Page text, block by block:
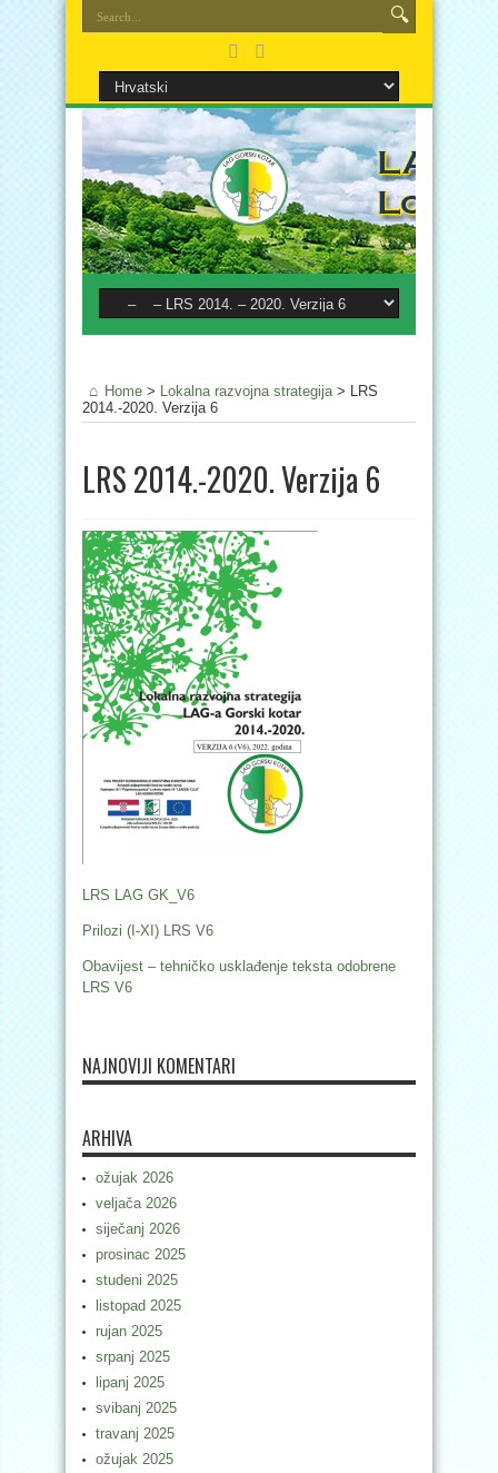
Home > Lokalna razvojna strategija> LRS
2014.-2020. Verzija 6
LRS 2014.-2020. Verzija 6
LRS LAG GK_V6
Prilozi (I-XI) LRS V6
Obavijest – tehničko usklađenje teksta odobrene
LRS V6
NAJNOVIJI KOMENTARI
ARHIVA
ožujak 2026
veljača 2026
siječanj 2026
prosinac 2025
studeni 2025
listopad 2025
rujan 2025
srpanj 2025
lipanj 2025
svibanj 2025
travanj 2025
ožujak 2025